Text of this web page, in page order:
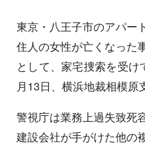
東京・八王子市のアパー
住人の女性が亡くなった
として、家宅捜索を受
月13日、横浜地裁相模原
警視庁は業務上過失致死
建設会社が手がけた他の